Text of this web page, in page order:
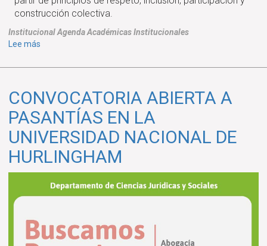
construcción colectiva.
InstitucionalAgendaAcadémicasInstitucionales
Lee más
INFORMATIVAS
Presentación
del
nuevo
Código
de
Convivencia
a
los
CONVOCATORIA ABIERTA A
PASANTÍAS EN LA
UNIVERSIDAD NACIONAL DE
HURLINGHAM